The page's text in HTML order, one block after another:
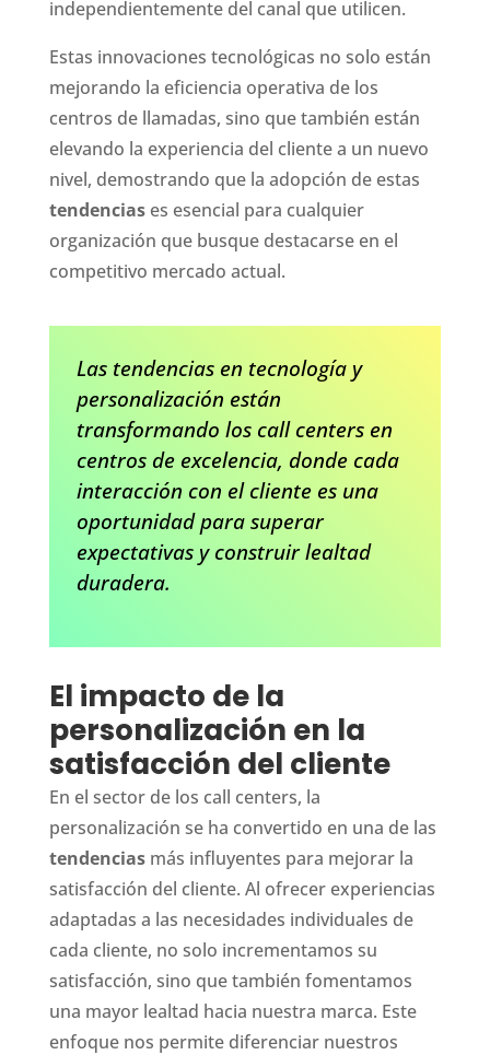
independientemente del canal que utilicen.
Estas innovaciones tecnológicas no solo están
mejorando la eficiencia operativa de los
centros de llamadas, sino que también están
elevando la experiencia del cliente a un nuevo
nivel, demostrando que la adopción de estas
tendenciases esencial para cualquier
organización que busque destacarse en el
competitivo mercado actual.
Las tendencias en tecnología y
personalización están
transformando los call centers en
centros de excelencia, donde cada
interacción con el cliente es una
oportunidad para superar
expectativas y construir lealtad
duradera.
El impacto de la
personalización en la
satisfacción del cliente
En el sector de los call centers, la
personalización se ha convertido en una de las
tendenciasmás influyentes para mejorar la
satisfacción del cliente. Al ofrecer experiencias
adaptadas a las necesidades individuales de
cada cliente, no solo incrementamos su
satisfacción, sino que también fomentamos
una mayor lealtad hacia nuestra marca. Este
enfoque nos permite diferenciar nuestros